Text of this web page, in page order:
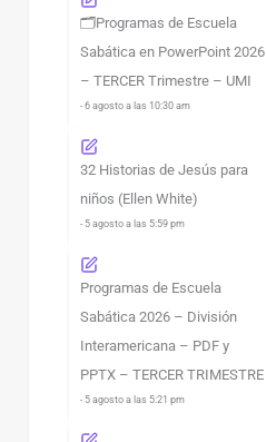
🗂️Programas de Escuela
Sabática en PowerPoint 2026
– TERCER Trimestre – UMI
- 6 agosto a las 10:30 am
32 Historias de Jesús para
niños (Ellen White)
- 5 agosto a las 5:59 pm
Programas de Escuela
Sabática 2026 – División
Interamericana – PDF y
PPTX – TERCER TRIMESTRE
- 5 agosto a las 5:21 pm